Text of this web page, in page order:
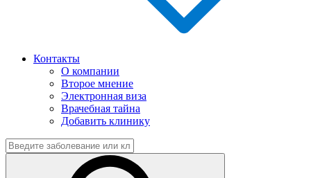
Контакты
О компании
Второе мнение
Электронная виза
Врачебная тайна
Добавить клинику